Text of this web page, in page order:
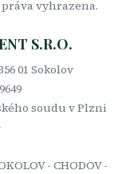
práva vyhrazena.
S.R.O.
01 Sokolov
soudu v Plzni
- CHODOV -